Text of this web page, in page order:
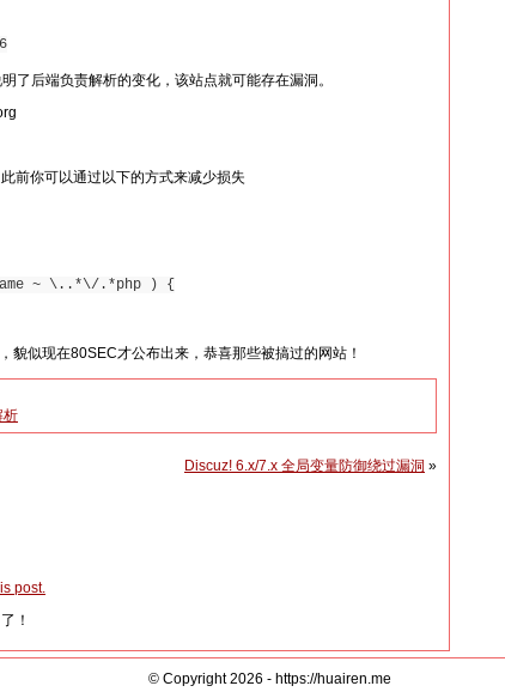
了后端负责解析的变化，该站点就可能存在漏洞。
前你可以通过以下的方式来减少损失
~ \..*\/.*php ) {
貌似现在80SEC才公布出来，恭喜那些被搞过的网站！
析
Discuz! 6.x/7.x 全局变量防御绕过漏洞 »
post.
！
© Copyright 2026 - https://huairen.me